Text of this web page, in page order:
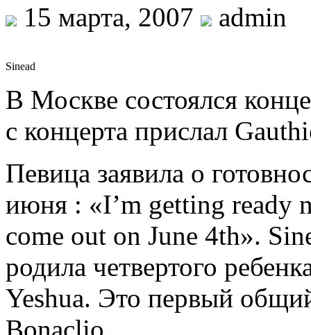
15 марта, 2007 admin
Sinead
В Москве состоялся
с концерта прислал
Певица заявила о
июня : «I’m getting ready
come out on June 4th».
родила четвертого
Yeshua. Это первый
Bonaclio.